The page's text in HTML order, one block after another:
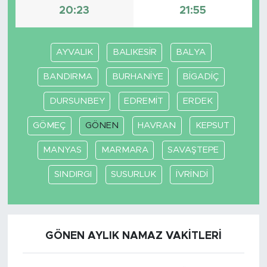
20:23 21:55
AYVALIK BALIKESİR BALYA
BANDIRMA BURHANİYE BİGADİÇ
DURSUNBEY EDREMİT ERDEK
GÖMEÇ GÖNEN HAVRAN KEPSUT
MANYAS MARMARA SAVAŞTEPE
SINDIRGI SUSURLUK İVRİNDİ
GÖNEN AYLIK NAMAZ VAKITLERI